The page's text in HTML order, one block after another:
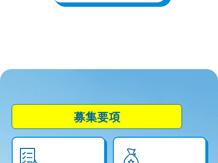
募集要項